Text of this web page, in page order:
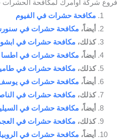
فروع شركة أوامرك لمكافحة الحشرات
مكافحة حشرات في الفيوم
أيضاً، مكافحة حشرات في
كذلك، مكافحة حشرات في
أيضاً، مكافحة حشرات في اطسا
كذلك، مكافحة حشرات في
أيضاً، مكافحة حشرات في
كذلك، مكافحة حشرات في
أيضاً، مكافحة حشرات في
كذلك، مكافحة حشرات في
أيضاً، مكافحة حشرات في